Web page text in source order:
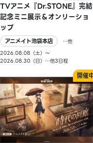
TVアニメ『Dr.STONE』完結
記念ミニ展示＆オンリーショ
ップ
アニメイト池袋本店
…他
2026.08.08（土）〜
2026.08.30（日）…他3日程